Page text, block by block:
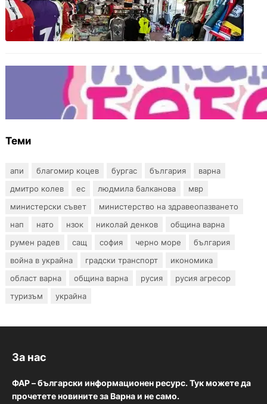
Иззеха фалшиви стоки за близо 650 000
евро при акция във Варна и „Златни
пясъци“
Инвитро подкрепата под въпрос? „Искам
бебе“ се обяви срещу прехвърлянето на
Центъра към НЗОК
Теми
апи благомир коцев бургас българия
варна
дмитро колев
ес людмила балканова
мвр
министерски съвет
министерство на здравеопазването
нап
нато нзок николай денков
община варна
румен радев
сащ софия черно море
българия
война в украйна
градски транспорт
икономика
област варна
община варна русия
русия агресор
туризъм
украйна
За нас
ФАР – български информационен ресурс. Тук можете да
прочетете новините за Варна и не само.